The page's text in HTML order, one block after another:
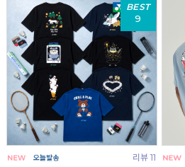
BEST
9
리뷰 11